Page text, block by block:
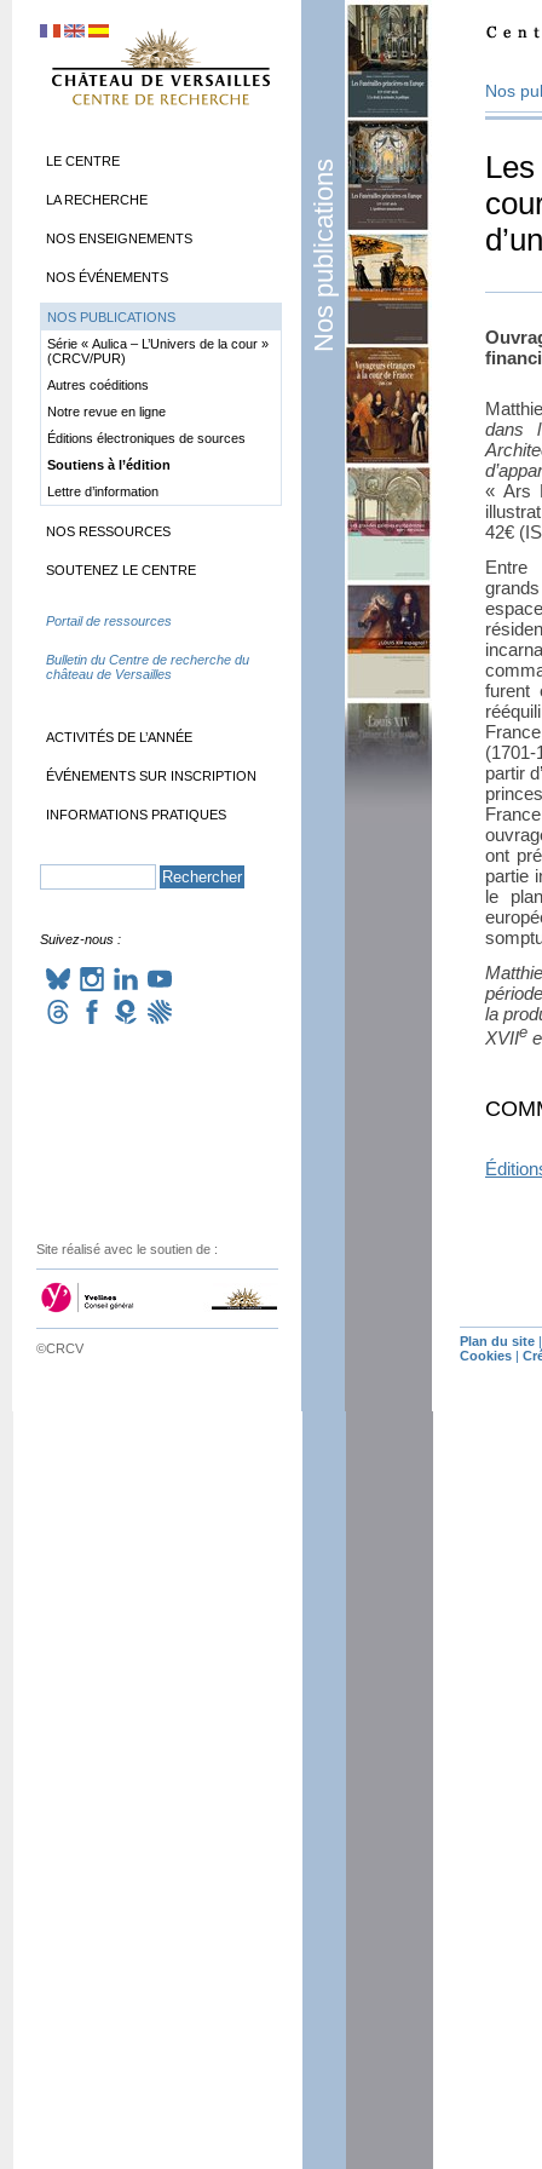
Nos publications
Nos
dans
« Ars
42€
Entre
furent
(1701-
partir
ont
partie
le
la
XVIIe
LE CENTRE
LA RECHERCHE
NOS ENSEIGNEMENTS
NOS ÉVÉNEMENTS
NOS PUBLICATIONS
Série « Aulica – L’Univers de la cour »
(CRCV/PUR)
Autres coéditions
Notre revue en ligne
Éditions électroniques de sources
Soutiens à l’édition
Lettre d’information
NOS RESSOURCES
SOUTENEZ LE CENTRE
Portail de ressources
Bulletin du Centre de recherche du
château de Versailles
ACTIVITÉS DE L’ANNÉE
ÉVÉNEMENTS SUR INSCRIPTION
INFORMATIONS PRATIQUES
Suivez-nous :
Site réalisé avec le soutien de :
©CRCV Plan du site
Cookies |